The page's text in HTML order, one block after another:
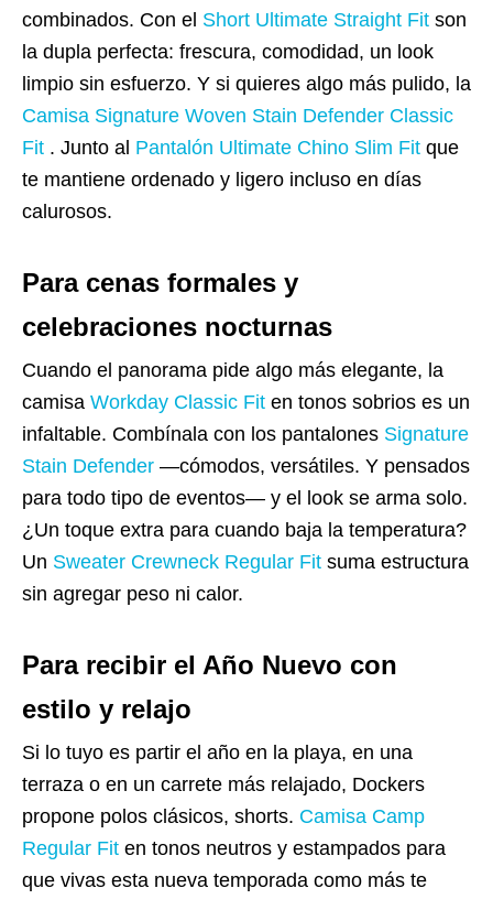
combinados. Con el Short Ultimate Straight Fit son
la dupla perfecta: frescura, comodidad, un look
limpio sin esfuerzo. Y si quieres algo más pulido, la
Camisa Signature Woven Stain Defender Classic
Fit . Junto al Pantalón Ultimate Chino Slim Fit que
te mantiene ordenado y ligero incluso en días
calurosos.
Para cenas formales y
celebraciones nocturnas
Cuando el panorama pide algo más elegante, la
camisa Workday Classic Fit en tonos sobrios es un
infaltable. Combínala con los pantalones Signature
Stain Defender —cómodos, versátiles. Y pensados
para todo tipo de eventos— y el look se arma solo.
¿Un toque extra para cuando baja la temperatura?
Un Sweater Crewneck Regular Fit suma estructura
sin agregar peso ni calor.
Para recibir el Año Nuevo con
estilo y relajo
Si lo tuyo es partir el año en la playa, en una
terraza o en un carrete más relajado, Dockers
propone polos clásicos, shorts. Camisa Camp
Regular Fit en tonos neutros y estampados para
que vivas esta nueva temporada como más te